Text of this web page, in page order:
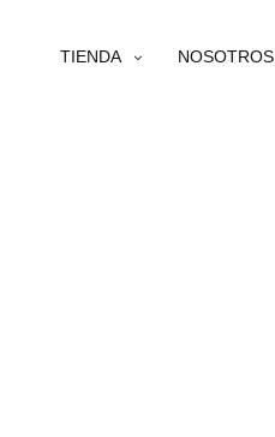
TIENDA NOSOTROS